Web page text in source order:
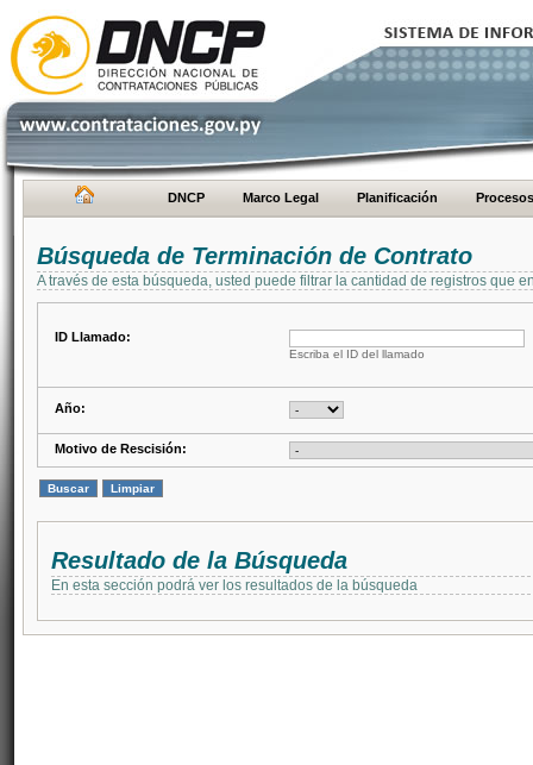
DNCP Marco Legal Planificación Procesos
Búsqueda de Terminación de Contrato
A través de esta búsqueda, usted puede filtrar la cantidad de registros que
ID Llamado:
Escriba el ID del llamado
Año:
Motivo de Rescisión:
Resultado de la Búsqueda
En esta sección podrá ver los resultados de la búsqueda